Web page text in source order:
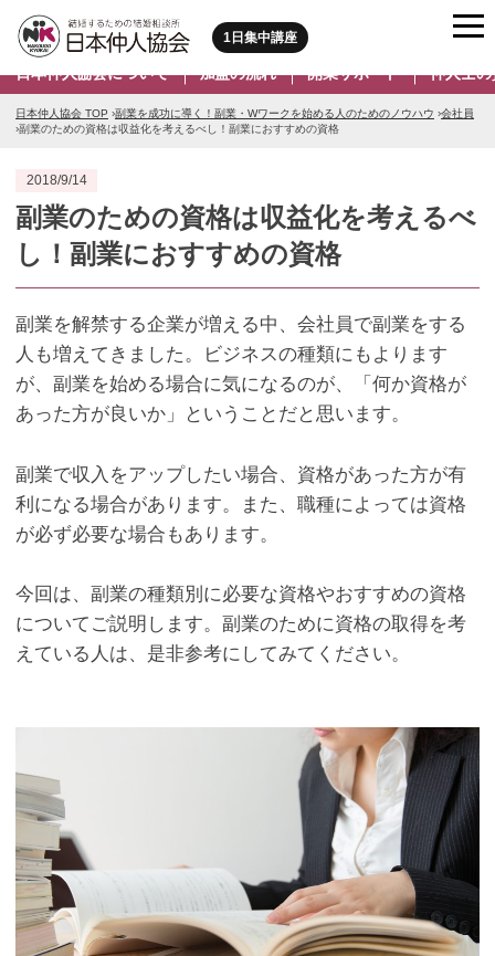
1日集中講座
日本仲人協会について 加盟の流れ 開業サポート 仲人士の
日本仲人協会 TOP ›副業を成功に導く！副業・Wワークを始める人のためのノウハウ ›会社員
›副業のための資格は収益化を考えるべし！副業におすすめの資格
2018/9/14
副業のための資格は収益化を考えるべ
し！副業におすすめの資格
副業を解禁する企業が増える中、会社員で副業をする
人も増えてきました。ビジネスの種類にもよります
が、副業を始める場合に気になるのが、「何か資格が
あった方が良いか」ということだと思います。
副業で収入をアップしたい場合、資格があった方が有
利になる場合があります。また、職種によっては資格
が必ず必要な場合もあります。
今回は、副業の種類別に必要な資格やおすすめの資格
についてご説明します。副業のために資格の取得を考
えている人は、是非参考にしてみてください。